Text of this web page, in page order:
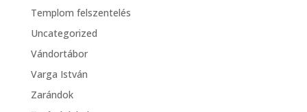
Templom felszentelés
Uncategorized
Vándortábor
Varga István
Zarándok